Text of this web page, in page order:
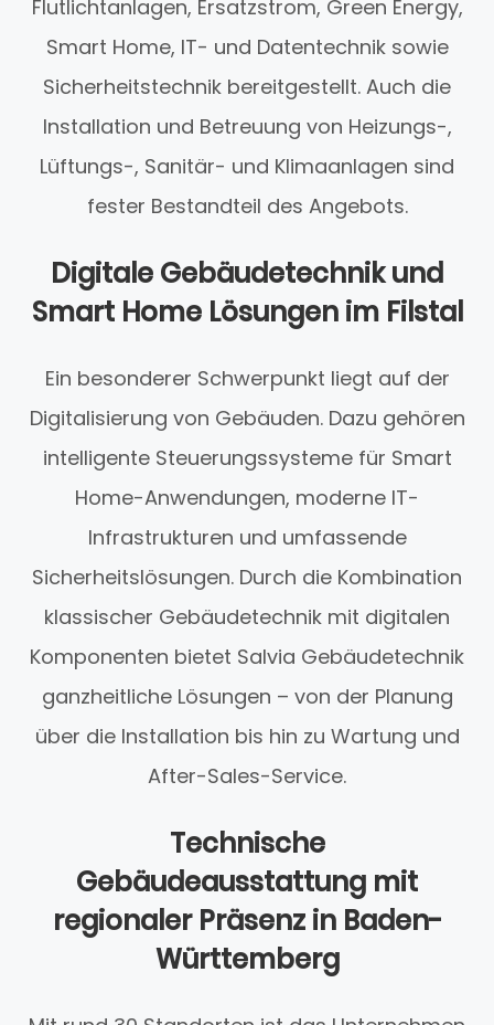
Flutlichtanlagen, Ersatzstrom, Green Energy,
Smart Home, IT- und Datentechnik sowie
Sicherheitstechnik bereitgestellt. Auch die
Installation und Betreuung von Heizungs-,
Lüftungs-, Sanitär- und Klimaanlagen sind
fester Bestandteil des Angebots.
Digitale Gebäudetechnik und
Smart Home Lösungen im Filstal
Ein besonderer Schwerpunkt liegt auf der
Digitalisierung von Gebäuden. Dazu gehören
intelligente Steuerungssysteme für Smart
Home-Anwendungen, moderne IT-
Infrastrukturen und umfassende
Sicherheitslösungen. Durch die Kombination
klassischer Gebäudetechnik mit digitalen
Komponenten bietet Salvia Gebäudetechnik
ganzheitliche Lösungen – von der Planung
über die Installation bis hin zu Wartung und
After-Sales-Service.
Technische
Gebäudeausstattung mit
regionaler Präsenz in Baden-
Württemberg